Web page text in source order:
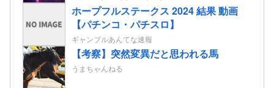
ホープフルステークス 2024 結果 動画
【パチンコ・パチスロ】
ギャンブルあんてな速報
【考察】突然変異だと思われる馬
うまちゃんねる